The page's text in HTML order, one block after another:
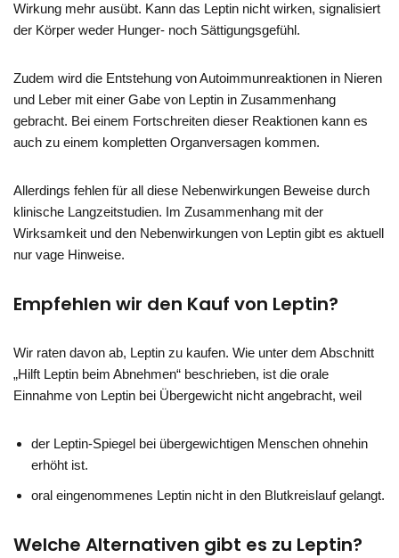
Wirkung mehr ausübt. Kann das Leptin nicht wirken, signalisiert
der Körper weder Hunger- noch Sättigungsgefühl.
Zudem wird die Entstehung von Autoimmunreaktionen in Nieren
und Leber mit einer Gabe von Leptin in Zusammenhang
gebracht. Bei einem Fortschreiten dieser Reaktionen kann es
auch zu einem kompletten Organversagen kommen.
Allerdings fehlen für all diese Nebenwirkungen Beweise durch
klinische Langzeitstudien. Im Zusammenhang mit der
Wirksamkeit und den Nebenwirkungen von Leptin gibt es aktuell
nur vage Hinweise.
Empfehlen wir den Kauf von Leptin?
Wir raten davon ab, Leptin zu kaufen. Wie unter dem Abschnitt
„Hilft Leptin beim Abnehmen“ beschrieben, ist die orale
Einnahme von Leptin bei Übergewicht nicht angebracht, weil
der Leptin-Spiegel bei übergewichtigen Menschen ohnehin
erhöht ist.
oral eingenommenes Leptin nicht in den Blutkreislauf gelangt.
Welche Alternativen gibt es zu Leptin?